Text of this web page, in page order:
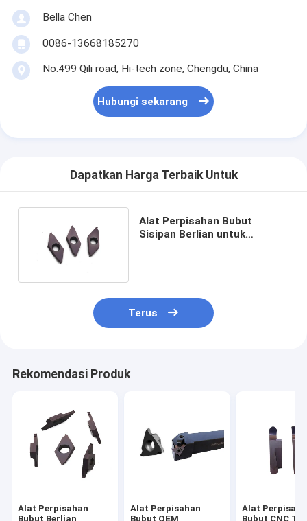
Bella Chen
0086-13668185270
No.499 Qili road, Hi-tech zone, Chengdu, China
Hubungi sekarang
Dapatkan Harga Terbaik Untuk
Alat Perpisahan Bubut
Sisipan Berlian untuk
Terus
Rekomendasi Produk
Alat Perpisahan
Bubut Berlian
Alat Perpisahan
Bubut OEM
Alat
Bubut CNC